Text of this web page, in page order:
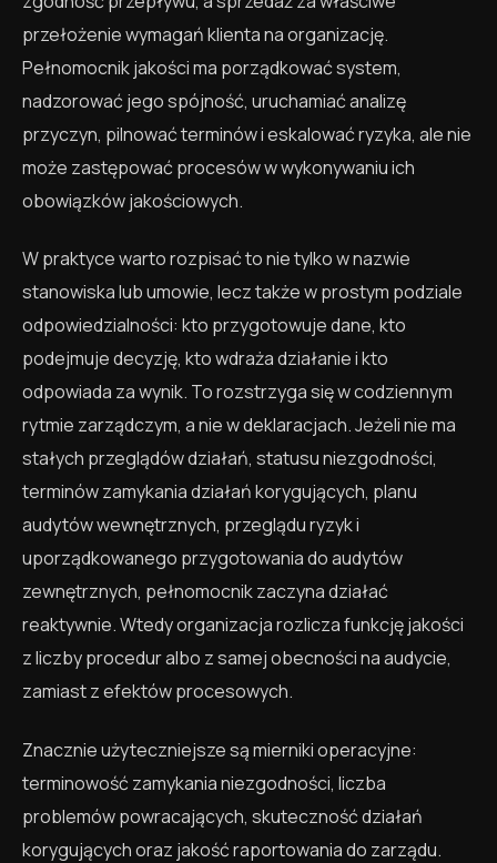
przełożenie wymagań klienta na organizację.
Pełnomocnik jakości ma porządkować system,
nadzorować jego spójność, uruchamiać analizę
przyczyn, pilnować terminów i eskalować ryzyka, ale nie
może zastępować procesów w wykonywaniu ich
obowiązków jakościowych.
W praktyce warto rozpisać to nie tylko w nazwie
stanowiska lub umowie, lecz także w prostym podziale
odpowiedzialności: kto przygotowuje dane, kto
podejmuje decyzję, kto wdraża działanie i kto
odpowiada za wynik. To rozstrzyga się w codziennym
rytmie zarządczym, a nie w deklaracjach. Jeżeli nie ma
stałych przeglądów działań, statusu niezgodności,
terminów zamykania działań korygujących, planu
audytów wewnętrznych, przeglądu ryzyk i
uporządkowanego przygotowania do audytów
zewnętrznych, pełnomocnik zaczyna działać
reaktywnie. Wtedy organizacja rozlicza funkcję jakości
z liczby procedur albo z samej obecności na audycie,
zamiast z efektów procesowych.
Znacznie użyteczniejsze są mierniki operacyjne:
terminowość zamykania niezgodności, liczba
problemów powracających, skuteczność działań
korygujących oraz jakość raportowania do zarządu.